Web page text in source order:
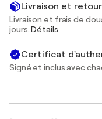
Livraison et
Livraison et frais de
jours.Détails
Certificat
Signé et inclus avec